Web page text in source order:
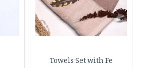
Towels Set with Fe